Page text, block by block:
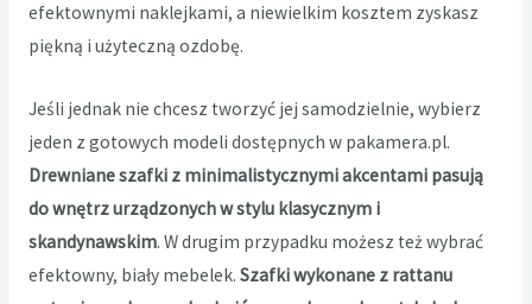
efektownymi naklejkami, a niewielkim kosztem zyskasz
piękną i użyteczną ozdobę.
Jeśli jednak nie chcesz tworzyć jej samodzielnie, wybierz
jeden z gotowych modeli dostępnych w pakamera.pl.
Drewniane szafki z minimalistycznymi akcentami pasują
do wnętrz urządzonych w stylu klasycznym i
skandynawskim. W drugim przypadku możesz też wybrać
efektowny, biały mebelek. Szafki wykonane z rattanu